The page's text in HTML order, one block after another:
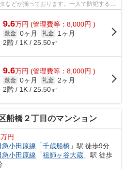
などが揃っております。一人で防犯するよ
てくれ...
9.6万円 (管理費等：8,000円 )
敷金 0ヶ月 礼金
1ヶ月
2階 / 1K / 25.50㎡
9.6万円 (管理費等：8,000円 )
敷金 0ヶ月 礼金
2ヶ月
2階 / 1K / 25.50㎡
船橋２丁目のマンション
万円
急小田原線 「千歳船橋 」駅 徒歩9分
急小田原線 「祖師ヶ谷大蔵 」駅 徒歩